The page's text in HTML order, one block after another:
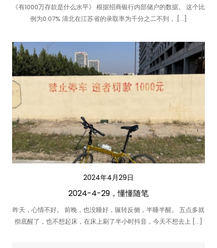
《有1000万存款是什么水平》 根据招商银行内部储户的数据。 这个比
例为0.07% 清北在江苏省的录取率为千分之二不到， […]
2024年4月29日
2024-4-29，懂懂随笔
昨天，心情不好。 前晚，也没睡好，辗转反侧，半睡半醒。 五点多就
彻底醒了，也不想起床，在床上刷了半小时抖音，今天不想去上 […]